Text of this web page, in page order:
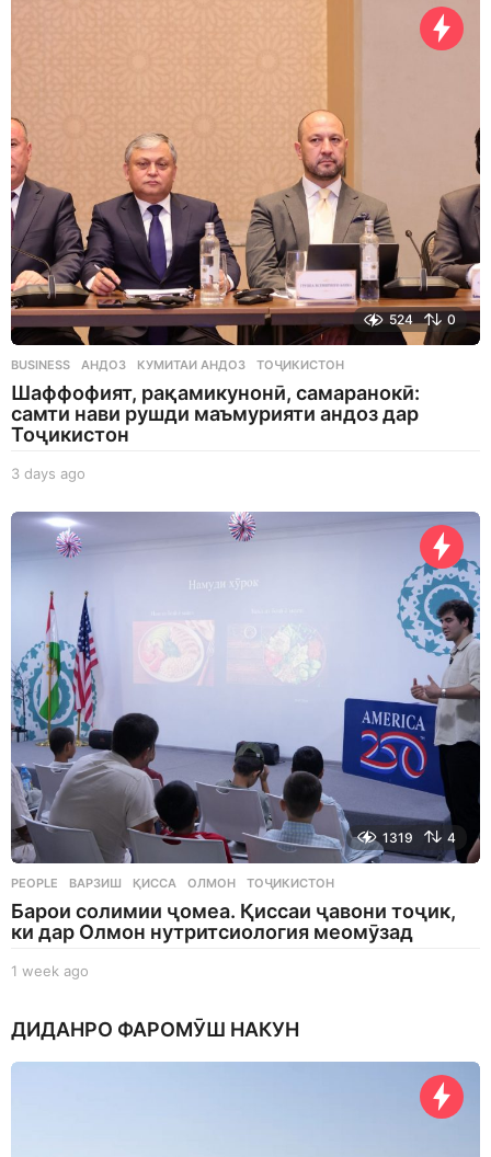
524 0
BUSINESS АНДОЗ ,КУМИТАИ АНДОЗ ,ТОҶИКИСТОН
Шаффофият, рақамикунонӣ, самаранокӣ:
самти нави рушди маъмурияти андоз дар
Тоҷикистон
3 days ago
a
g
o
1319 4
PEOPLE ВАРЗИШ ,ҚИССА ,ОЛМОН ,ТОҶИКИСТОН
Барои солимии ҷомеа. Қиссаи ҷавони тоҷик,
ки дар Олмон нутритсиология меомӯзад
1 week ago
e
ДИДАНРО ФАРОМӮШ НАКУН